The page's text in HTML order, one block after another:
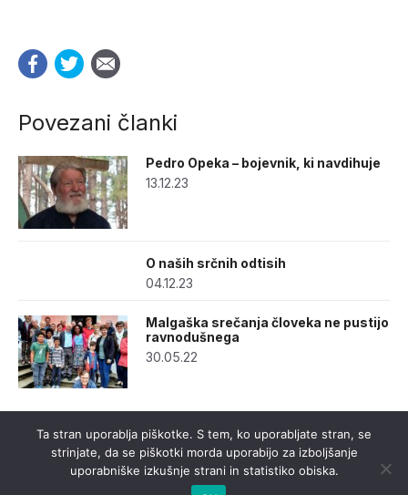
Povezani članki
Pedro Opeka – bojevnik, ki navdihuje
13.12.23
O naših srčnih odtisih
04.12.23
Malgaška srečanja človeka ne pustijo
ravnodušnega
30.05.22
Ta stran uporablja piškotke. S tem, ko uporabljate stran, se
strinjate, da se piškotki morda uporabijo za izboljšanje
uporabniške izkušnje strani in statistiko obiska.